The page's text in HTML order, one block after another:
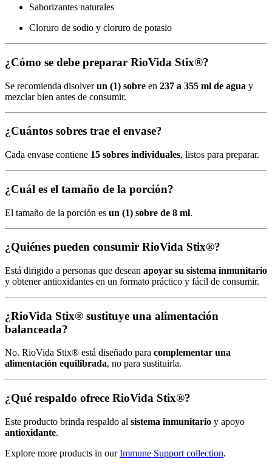
Saborizantes naturales
Cloruro de sodio y cloruro de potasio
¿Cómo se debe preparar RioVida Stix®?
Se recomienda disolverun (1) sobre en 237 a 355 ml de agua y
mezclar bien antes de consumir.
¿Cuántos sobres trae el envase?
Cada envase contiene 15 sobres individuales, listos para preparar.
¿Cuál es el tamaño de la porción?
El tamaño de la porción es un (1) sobre de 8 ml.
¿Quiénes pueden consumir RioVida Stix®?
Está dirigido a personas que desean apoyar su sistema inmunitario
y obtener antioxidantes en un formato práctico y fácil de consumir.
¿RioVida Stix® sustituye una alimentación
balanceada?
No. RioVida Stix® está diseñado para complementar una
alimentación equilibrada, no para sustituirla.
¿Qué respaldo ofrece RioVida Stix®?
Este producto brinda respaldo al sistema inmunitario y apoyo
antioxidante.
Explore more products in ourImmune Support collection.